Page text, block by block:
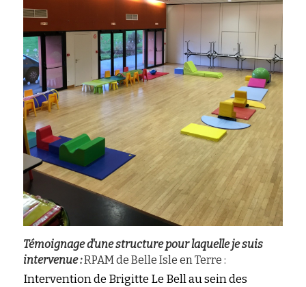
Témoignage d'une structure pour laquelle je suis
intervenue : RPAM de Belle Isle en Terre :
Intervention de Brigitte Le Bell au sein des